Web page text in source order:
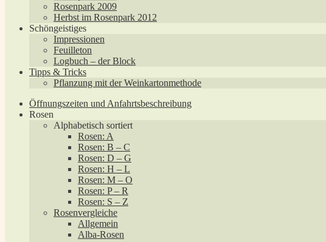
Rosenpark 2009
Herbst im Rosenpark 2012
Schöngeistiges
Impressionen
Feuilleton
Logbuch – der Block
Tipps & Tricks
Pflanzung mit der Weinkartonmethode
Öffnungszeiten und Anfahrtsbeschreibung
Rosen
Alphabetisch sortiert
Rosen: A
Rosen: B – C
Rosen: D – G
Rosen: H – L
Rosen: M – O
Rosen: P – R
Rosen: S – Z
Rosenvergleiche
Allgemein
Alba-Rosen